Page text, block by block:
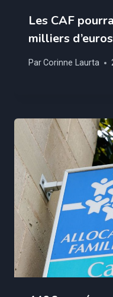
Les CAF
milliers
ParCorinne Laurta